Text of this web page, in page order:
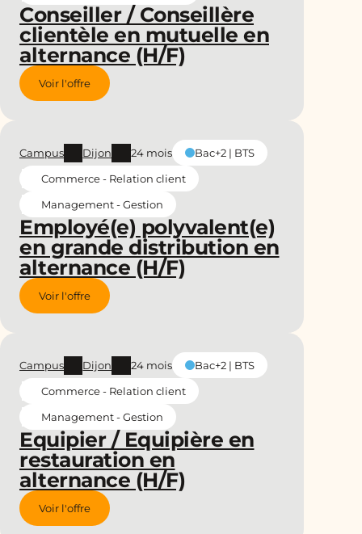
Conseiller / Conseillère
clientèle en mutuelle en
alternance (H/F)
Voir l'offre
Employé(e) polyvalent(e)
en grande distribution en
alternance (H/F)
Campus Dijon 24 mois
Bac+2 | BTS
Commerce - Relation client
Management - Gestion
Voir l'offre
Equipier / Equipière en
restauration en
alternance (H/F)
Campus Dijon 24 mois
Bac+2 | BTS
Commerce - Relation client
Management - Gestion
Voir l'offre